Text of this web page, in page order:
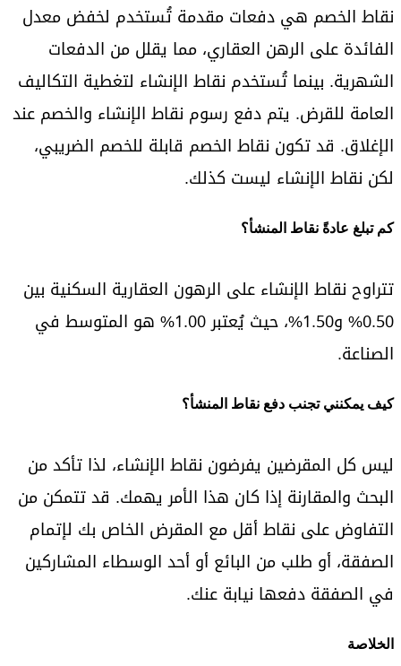
نقاط الخصم هي دفعات مقدمة تُستخدم لخفض معدل
الفائدة على الرهن العقاري، مما يقلل من الدفعات
الشهرية. بينما تُستخدم نقاط الإنشاء لتغطية التكاليف
العامة للقرض. يتم دفع رسوم نقاط الإنشاء والخصم عند
الإغلاق. قد تكون نقاط الخصم قابلة للخصم الضريبي،
لكن نقاط الإنشاء ليست كذلك.
كم تبلغ عادةً نقاط المنشأ؟
تتراوح نقاط الإنشاء على الرهون العقارية السكنية بين
0.50% و1.50%، حيث يُعتبر 1.00% هو المتوسط في
الصناعة.
كيف يمكنني تجنب دفع نقاط المنشأ؟
ليس كل المقرضين يفرضون نقاط الإنشاء، لذا تأكد من
البحث والمقارنة إذا كان هذا الأمر يهمك. قد تتمكن من
التفاوض على نقاط أقل مع المقرض الخاص بك لإتمام
الصفقة، أو طلب من البائع أو أحد الوسطاء المشاركين
في الصفقة دفعها نيابة عنك.
الخلاصة